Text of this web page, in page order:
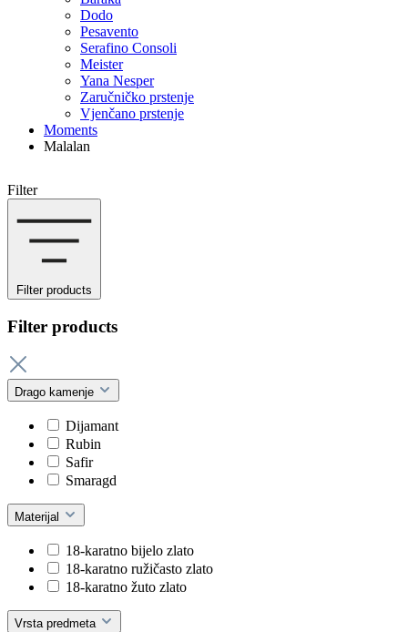
Dodo
Pesavento
Serafino Consoli
Meister
Yana Nesper
Zaručničko prstenje
Vjenčano prstenje
Moments
Malalan
Filter
Filter products
Filter products
Drago kamenje
Dijamant
Rubin
Safir
Smaragd
Materijal
18-karatno bijelo zlato
18-karatno ružičasto zlato
18-karatno žuto zlato
Vrsta predmeta